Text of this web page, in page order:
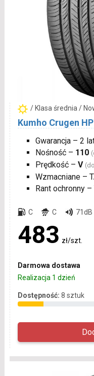
/ Klasa średnia /
Kumho Crugen
Gwarancja – 2
Nośność – 110
Prędkość – V
Wzmacniane –
Rant ochronny –
C C 71dB
483 zł/szt.
Darmowa dostawa
Realizacja 1 dzień
Dostępność: 8 sztuk